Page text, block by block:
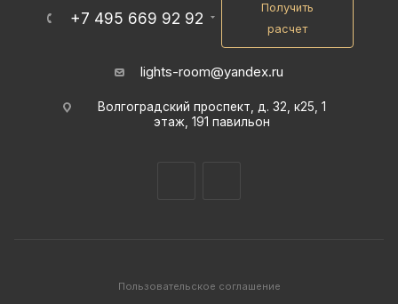
+7 495 669 92 92
Получить
расчет
lights-room@yandex.ru
Волгоградский проспект, д. 32, к25, 1
этаж, 191 павильон
Пользовательское соглашение